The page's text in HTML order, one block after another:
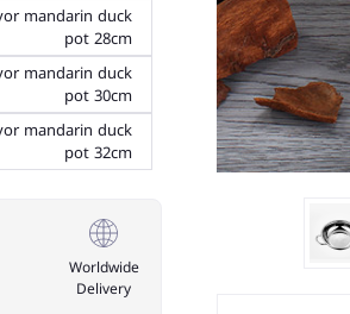
mandarin duck
pot 28cm
mandarin duck
pot 30cm
mandarin duck
pot 32cm
Worldwide
Delivery